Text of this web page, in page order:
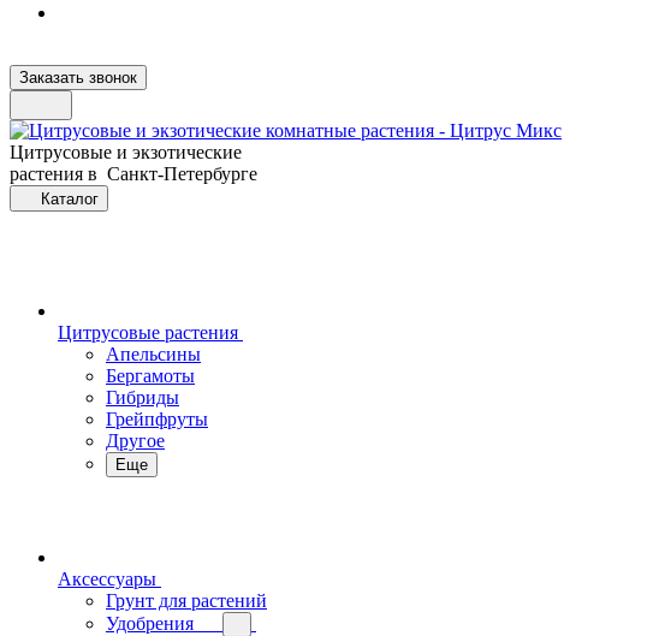
Заказать звонок
Цитрусовые и экзотические
растения в Санкт-Петербурге
Каталог
Цитрусовые растения
Апельсины
Бергамоты
Гибриды
Грейпфруты
Другое
Еще
Аксессуары
Грунт для растений
Удобрения